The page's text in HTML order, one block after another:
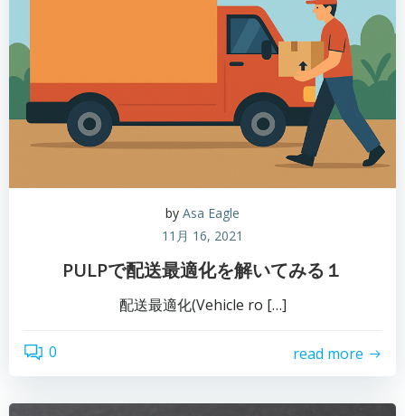
by Asa Eagle
11月 16, 2021
PULPで配送最適化を解いてみる１
配送最適化(Vehicle ro […]
0 read more